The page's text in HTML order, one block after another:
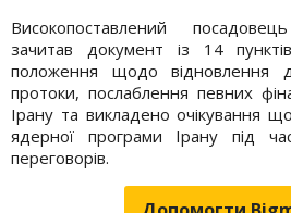
Високопоставлений
зачитав документ із 14
положення щодо відновлення
протоки, послаблення певних
Ірану та викладено очікування
ядерної програми Ірану під
переговорів.